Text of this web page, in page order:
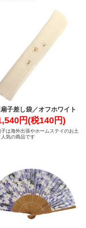
子差し袋／オフホワイト
円(税140円)
子は海外出張やホームステイのお土
人気の商品です